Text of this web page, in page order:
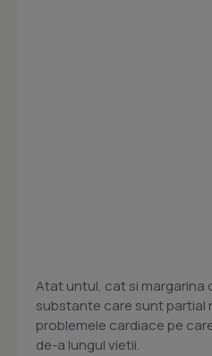
Atat untul, cat si margarina
substante care sunt partial
problemele cardiace pe
de-a lungul vietii.